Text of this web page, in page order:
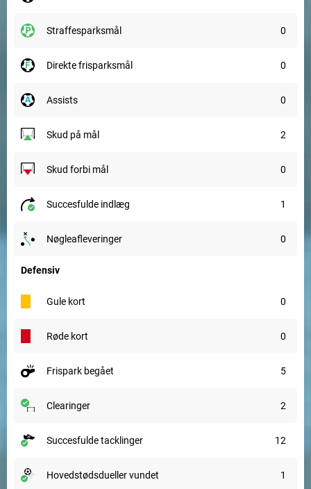
straffesparksmål 0
direkte frisparksmål 0
assists 0
skud på mål 2
skud forbi mål 0
succesfulde indlæg 1
nøgleafleveringer 0
Defensiv
gule kort 0
røde kort 0
frispark begået 5
clearinger 2
succesfulde tacklinger 12
hovedstødsdueller vundet 1